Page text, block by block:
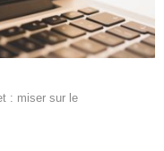
: miser sur le